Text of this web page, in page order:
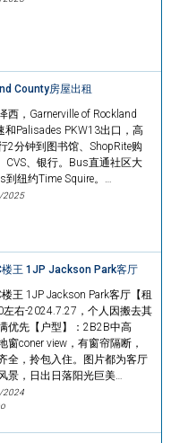
County房屋出租
西，Garnerville of Rockland
和Palisades PKW13出口，高
2分钟到图书馆、ShopRite购
CVS、银行。Bus直通社区大
纽约Time Squire。…
2025
楼王 1JP Jackson Park客厅
楼王 1JP Jackson Park客厅【租
右-2024.7.27，个人因搬去其
优先【户型】：2B2B中高
窗coner view，有窗帘隔断，
全，拎包入住。图片都为客厅
景，日出日落阳光巨美…
2024